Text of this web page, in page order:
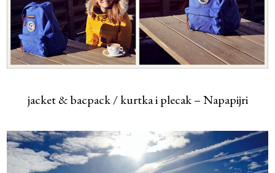
jacket & bacpack / kurtka i plecak – Napapijri